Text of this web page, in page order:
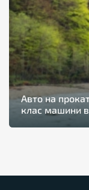
Авто на
клас машини